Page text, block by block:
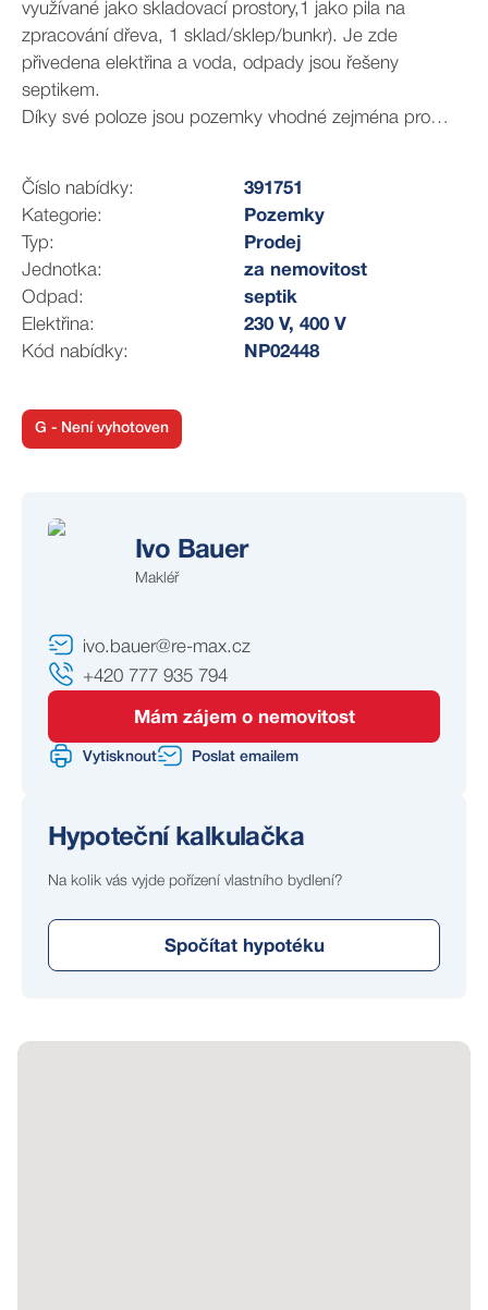
využívané jako skladovací prostory,1 jako pila na
zpracování dřeva, 1 sklad/sklep/bunkr). Je zde
přivedena elektřina a voda, odpady jsou řešeny
septikem.
Díky své poloze jsou pozemky vhodné zejména pro
Číslo nabídky:
391751
Kategorie:
Pozemky
Typ:
Prodej
Jednotka:
za nemovitost
Odpad:
septik
Elektřina:
230 V, 400 V
Kód nabídky:
NP02448
G - Není vyhotoven
Ivo Bauer
Makléř
ivo.bauer@re-max.cz
+420 777 935 794
Mám zájem o nemovitost
Vytisknout Poslat emailem
Hypoteční kalkulačka
Na kolik vás vyjde pořízení vlastního bydlení?
Spočítat hypotéku